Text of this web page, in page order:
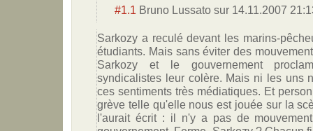
#1.1 Bruno Lussato sur 14.11.2007
Sarkozy a reculé devant les marins-
étudiants. Mais sans éviter des
Sarkozy et le gouvernement
syndicalistes leur colère. Mais ni les uns
ces sentiments très médiatiques. Et
grève telle qu'elle nous est jouée sur la
l'aurait écrit : il n'y a pas de